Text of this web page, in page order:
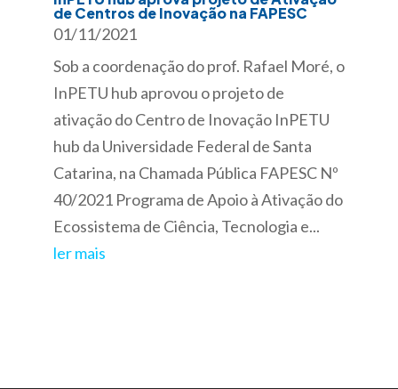
de Centros de Inovação na FAPESC
01/11/2021
Sob a coordenação do prof. Rafael Moré, o
InPETU hub aprovou o projeto de
ativação do Centro de Inovação InPETU
hub da Universidade Federal de Santa
Catarina, na Chamada Pública FAPESC Nº
40/2021 Programa de Apoio à Ativação do
Ecossistema de Ciência, Tecnologia e...
ler mais